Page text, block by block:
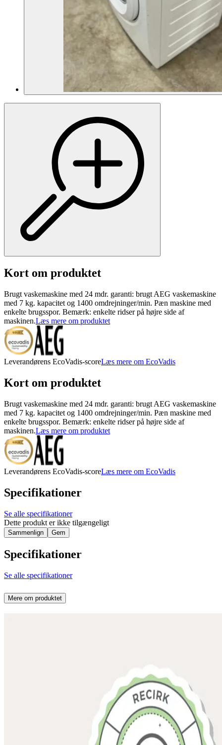
Kort om produktet
Brugt vaskemaskine med 24 mdr. garanti: brugt AEG vaskemaskine
med 7 kg. kapacitet og 1400 omdrejninger/min. Pæn maskine med
enkelte brugsspor. Bemærk: enkelte ridser på højre side af
maskinen.Læs mere om produktet
Leverandørens EcoVadis-scoreLæs mere om EcoVadis
Kort om produktet
Brugt vaskemaskine med 24 mdr. garanti: brugt AEG vaskemaskine
med 7 kg. kapacitet og 1400 omdrejninger/min. Pæn maskine med
enkelte brugsspor. Bemærk: enkelte ridser på højre side af
maskinen.Læs mere om produktet
Leverandørens EcoVadis-scoreLæs mere om EcoVadis
Specifikationer
Se alle specifikationer
Dette produkt er ikke tilgængeligt
Sammenlign Gem
Specifikationer
Se alle specifikationer
Mere om produktet